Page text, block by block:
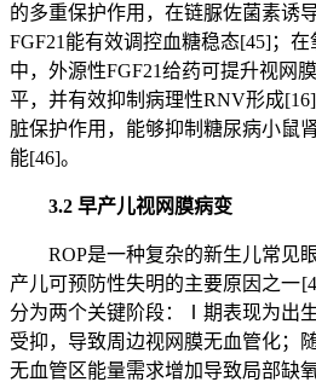
的多重保护作用，在链脲佐菌素诱
FGF21能有效调控血糖稳态[45]；
中，外源性FGF21给药可提升视网
平，并有效抑制病理性RNV形成
脏保护作用，能够抑制糖尿病小鼠
能[46]。
3.2 早产儿视网膜病变
ROP是一种复杂的新生儿常见
产儿可预防性失明的主要原因之一
分为两个关键阶段：Ⅰ期表现为出
受抑，导致周边视网膜无血管化；
无血管区能量需求增加导致局部缺